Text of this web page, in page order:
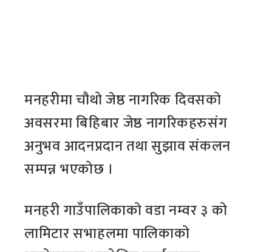
मनहरीमा चौथो जेष्ठ नागरिक दिवसको
अवसरमा बिहिबार जेष्ठ नागरिकहरुसंग
अनुभव आदनप्रदान तथा सुझाव संकलन
सम्पन्न भएकोछ ।
मनहरी गाउँपालिकाको वडा नम्वर ३ को
लामिटार सभाहलमा पालिकाको